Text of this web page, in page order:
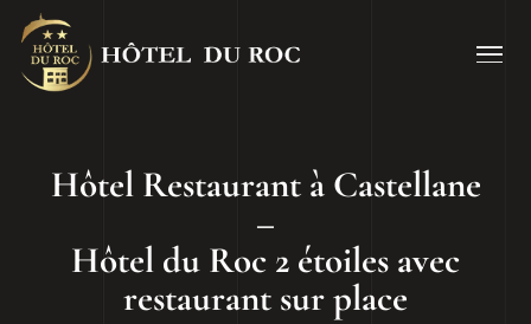
Hôtel Restaurant à Castellane
–
Hôtel du Roc 2 étoiles avec
restaurant sur place